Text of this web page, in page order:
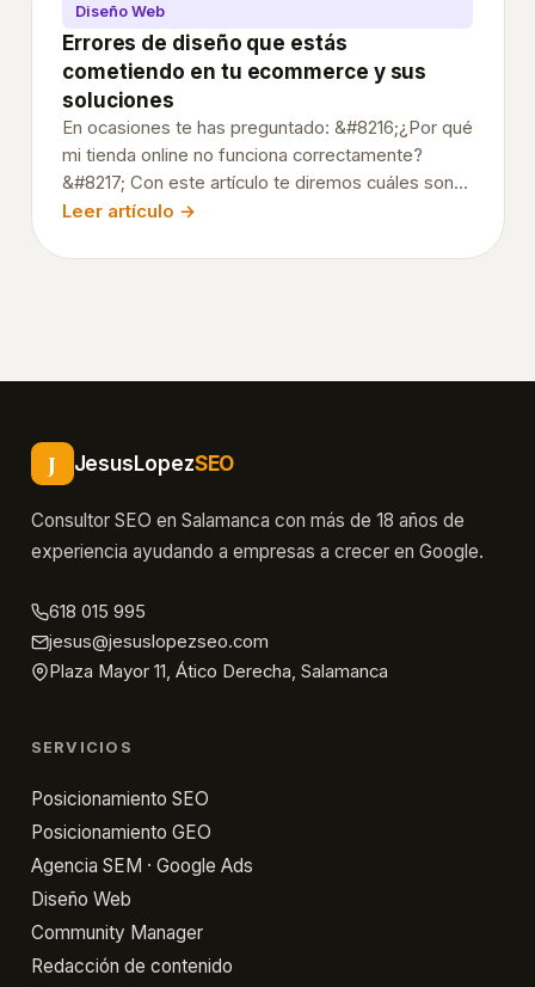
HTTPS?
Razones
implementar
protocolo
HTTPS
en
de
HTTPS
Desventajas
Cómo
cambiar
WordPress
de
http
https
Diseño Web
Errores de diseño que estás
cometiendo en tu ecommerce y sus
soluciones
En ocasiones te has preguntado: &#8216;¿Por qué
mi tienda online no funciona correctamente?
&#8217; Con este artículo te diremos cuáles son
los posibles errores de diseño que estas
Sigue leyendo las recomen
Leer artículo →
J JesusLopezSEO
Consultor SEO en Salamanca con más de 18 años de
experiencia ayudando a empresas a crecer en Google.
618 015 995
jesus@jesuslopezseo.com
Plaza Mayor 11, Ático Derecha, Salamanca
SERVICIOS
Posicionamiento SEO
Posicionamiento GEO
Agencia SEM · Google Ads
Diseño Web
Community Manager
Redacción de contenido